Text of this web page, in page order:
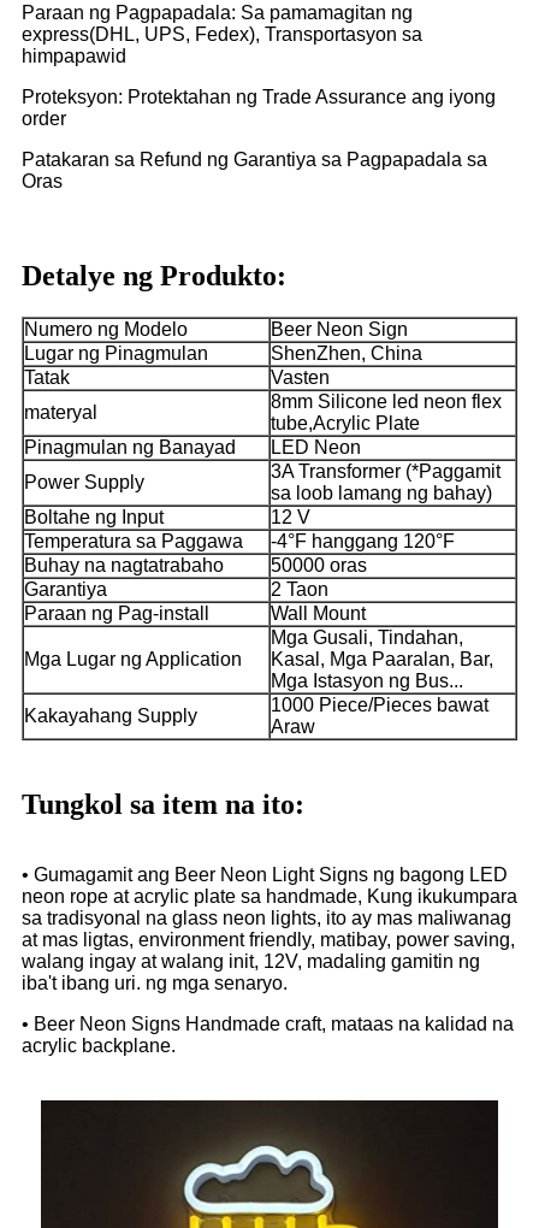
Paraan ng Pagpapadala: Sa pamamagitan ng
express(DHL, UPS, Fedex), Transportasyon sa
himpapawid
Proteksyon: Protektahan ng Trade Assurance ang iyong
order
Patakaran sa Refund ng Garantiya sa Pagpapadala sa
Oras
Detalye ng Produkto:
Numero ng Modelo
Beer Neon Sign
Lugar ng Pinagmulan
ShenZhen, China
Tatak
Vasten
materyal
8mm Silicone led neon flex
tube,Acrylic Plate
Pinagmulan ng Banayad
LED Neon
Power Supply
3A Transformer (*Paggamit
sa loob lamang ng bahay)
Boltahe ng Input
12 V
Temperatura sa Paggawa
-4°F hanggang 120°F
Buhay na nagtatrabaho
50000 oras
Garantiya
2 Taon
Paraan ng Pag-install
Wall Mount
Mga Lugar ng Application
Mga Gusali, Tindahan,
Kasal, Mga Paaralan, Bar,
Mga Istasyon ng Bus...
Kakayahang Supply
1000 Piece/Pieces bawat
Araw
Tungkol sa item na ito:
• Gumagamit ang Beer Neon Light Signs ng bagong LED
neon rope at acrylic plate sa handmade, Kung ikukumpara
sa tradisyonal na glass neon lights, ito ay mas maliwanag
at mas ligtas, environment friendly, matibay, power saving,
walang ingay at walang init, 12V, madaling gamitin ng
iba't ibang uri. ng mga senaryo.
• Beer Neon Signs Handmade craft, mataas na kalidad na
acrylic backplane.